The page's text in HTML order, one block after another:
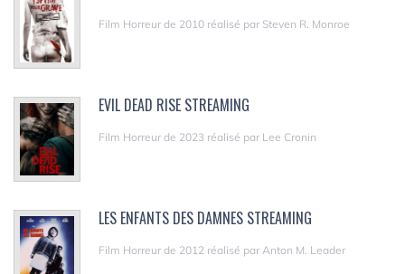
Film Horreur de 2010 réalisé par Steven R. Monroe
EVIL DEAD RISE STREAMING
Film Horreur de 2023 réalisé par Lee Cronin
LES ENFANTS DES DAMNES STREAMING
Film Horreur de 2012 réalisé par Anton M. Leader